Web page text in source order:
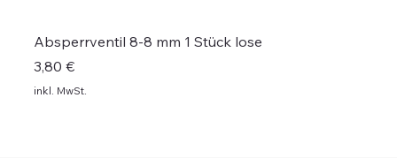
Absperrventil 8-8 mm 1 Stück lose
Preis
3,80 €
inkl. MwSt.